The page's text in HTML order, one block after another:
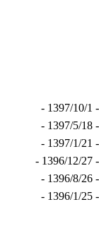
-
-
-
-
-
-